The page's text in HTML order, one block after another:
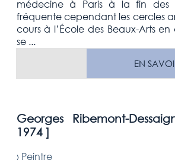
médecine à Paris à la fin des
fréquente cependant les cercles
cours à l’École des Beaux-Arts
se ...
EN
Georges Ribemont-
1974]
› Peintre